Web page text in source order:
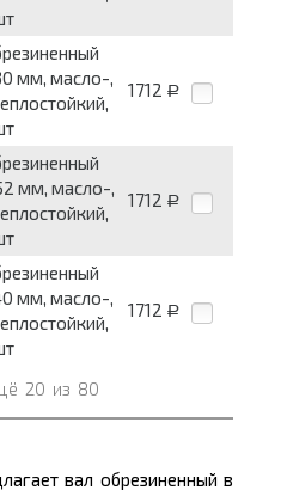
мм, масло-,
1712 Р
мм, масло-,
1712 Р
мм, масло-,
1712 Р
20 из 80
вал обрезиненный в